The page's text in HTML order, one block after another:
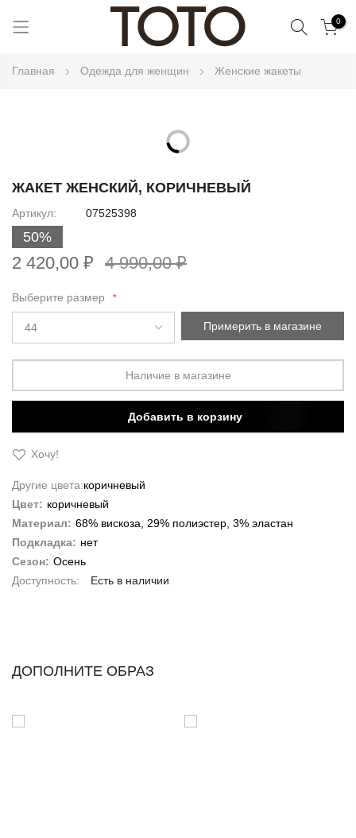
Поиск0
Главная Одежда для женщин Женские жакеты
end
of
the
images
gallery
to
beginning
the
gallery
ЖАКЕТ ЖЕНСКИЙ, КОРИЧНЕВЫЙ
Артикул 07525398
50%
2 420,00 ₽ 4 990,00 ₽
Выберите размер
Примерить в магазине
Наличие в магазине
Добавить в корзину
Хочу!
Другие цвета:коричневый
Цвет: коричневый
Материал: 68% вискоза, 29% полиэстер, 3% эластан
Подкладка: нет
Сезон: Осень
Есть в наличии
ДОПОЛНИТЕ ОБРАЗ